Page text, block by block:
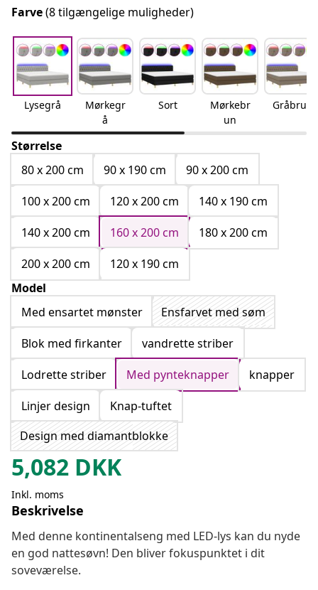
Farve(8 tilgængelige muligheder)
Lysegrå
Mørkegr
å
Sort
Mørkebr
un
Gråbrun
Størrelse
80 x 200 cm
90 x 190 cm
90 x 200 cm
100 x 200 cm
120 x 200 cm
140 x 190 cm
140 x 200 cm
160 x 200 cm
180 x 200 cm
200 x 200 cm
120 x 190 cm
Model
Med ensartet mønster
Ensfarvet med søm
Blok med firkanter
vandrette striber
Lodrette striber
Med pynteknapper
knapper
Linjer design
Knap-tuftet
Design med diamantblokke
5,082 DKK
Inkl. moms
Beskrivelse
Med denne kontinentalseng med LED-lys kan du nyde
en god nattesøvn! Den bliver fokuspunktet i dit
soveværelse.